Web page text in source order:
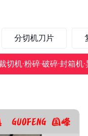
分切机刀片
切机·粉碎·破碎·封箱机